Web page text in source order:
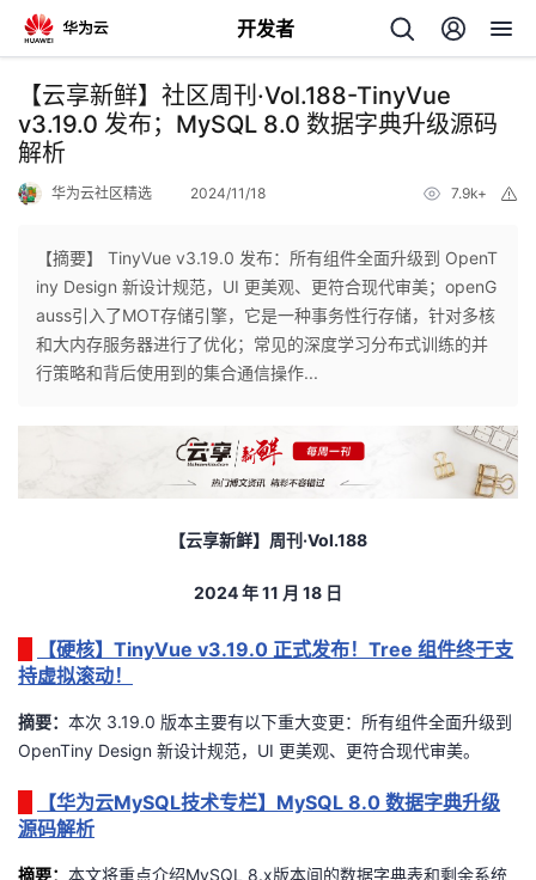
开发者
返
回
个
人
我
我
博
客
的
论
坛
我
的
圈
我
的
我
【云享新鲜】社区周刊·Vol.188-TinyVue
v3.19.0 发布；MySQL 8.0 数据字典升级源码
解析
华为云社区精选 2024/11/18 7.9k+
【摘要】 TinyVue v3.19.0 发布：所有组件全面升级到 OpenT
iny Design 新设计规范，UI 更美观、更符合现代审美；openG
auss引入了MOT存储引擎，它是一种事务性行存储，针对多核
和大内存服务器进行了优化；常见的深度学习分布式训练的并
行策略和背后使用到的集合通信操作...
【云享新鲜】周刊 ·Vol.188
2024年11 月 18 日
【硬核】TinyVue v3.19.0 正式发布！Tree 组件终于支
持虚拟滚动！
摘要： 本次 3.19.0 版本主要有以下重大变更：所有组件全面升级到
OpenTiny Design 新设计规范，UI 更美观、更符合现代审美。
【华为云MySQL技术专栏】MySQL 8.0 数据字典升级
源码解析
摘要： 本文将重点介绍MySQL 8.x版本间的数据字典表和剩余系统